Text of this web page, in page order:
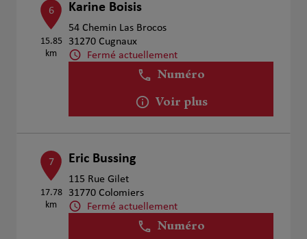
6
15.85
km
Karine Boisis
54 Chemin Las Brocos
31270 Cugnaux
Fermé actuellement
Numéro
Voir plus
7
17.78
km
Eric Bussing
115 Rue Gilet
31770 Colomiers
Fermé actuellement
Numéro